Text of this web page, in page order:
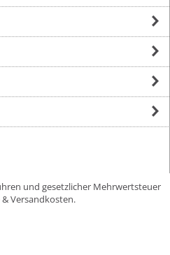
und gesetzlicher Mehrwertsteuer
& Versandkosten.